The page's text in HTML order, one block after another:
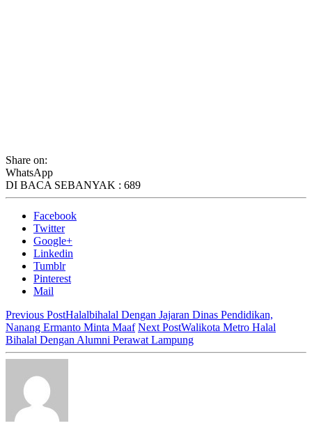
Share on:
WhatsApp
DI BACA SEBANYAK : 689
Facebook
Twitter
Google+
Linkedin
Tumblr
Pinterest
Mail
Previous PostHalalbihalal Dengan Jajaran Dinas Pendidikan,
Nanang Ermanto Minta Maaf Next PostWalikota Metro Halal
Bihalal Dengan Alumni Perawat Lampung